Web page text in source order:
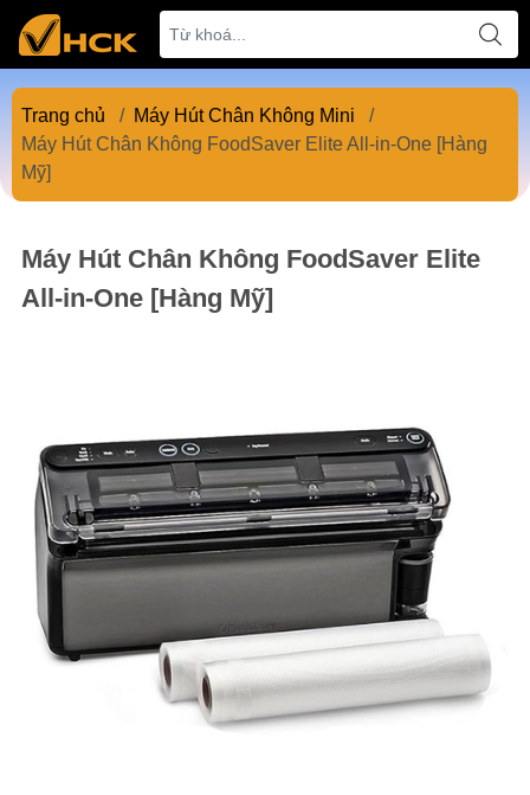
Trang chủ / Máy Hút Chân Không Mini
/
Máy Hút Chân Không FoodSaver Elite All-in-One [Hàng
Mỹ]
Máy Hút Chân Không FoodSaver Elite
All-in-One [Hàng Mỹ]